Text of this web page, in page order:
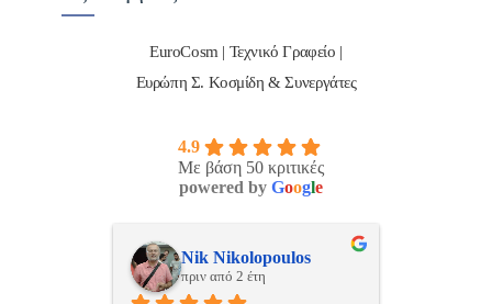
EuroCosm | Τεχνικό Γραφείο |
Ευρώπη Σ. Κοσμίδη & Συνεργάτες
4.9
Με βάση 50 κριτικές
powered by Google
ManosBX
πριν από 2 έτη